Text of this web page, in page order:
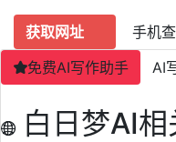
获取网址
手机
免费AI写作助手
AI
白日梦AI